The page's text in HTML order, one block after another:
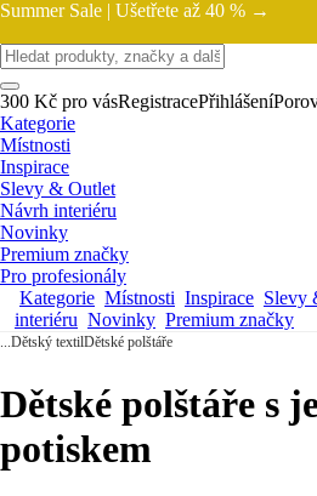
Summer Sale | Ušetřete až 40 % →
300 Kč pro vásRegistracePřihlášení
Kategorie
Místnosti
Inspirace
Slevy & Outlet
Návrh interiéru
Novinky
Premium značky
Pro profesionály
Kategorie Místnosti Inspirace Slevy
interiéru Novinky Premium značky
...Dětský textilDětské polštáře
Dětské polštáře s
potiskem